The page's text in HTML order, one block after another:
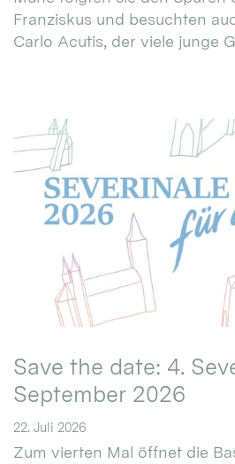
Franziskus und besuchten
Carlo Acutis, der viele junge
Save the date: 4.
September 2026
22. Juli 2026
Zum vierten Mal öffnet die